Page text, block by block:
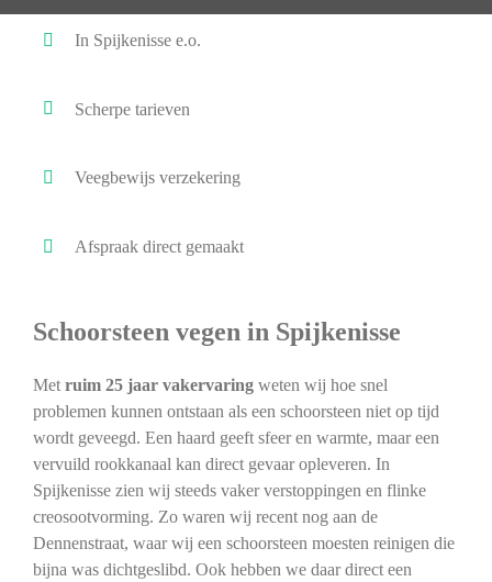
In Spijkenisse e.o.
Scherpe tarieven
Veegbewijs verzekering
Afspraak direct gemaakt
Schoorsteen vegen in Spijkenisse
Metruim 25 jaar vakervaringweten wij hoe snel
problemen kunnen ontstaan als een schoorsteen niet op tijd
wordt geveegd. Een haard geeft sfeer en warmte, maar een
vervuild rookkanaal kan direct gevaar opleveren. In
Spijkenisse zien wij steeds vaker verstoppingen en flinke
creosootvorming. Zo waren wij recent nog aan de
Dennenstraat, waar wij een schoorsteen moesten reinigen die
bijna was dichtgeslibd. Ook hebben we daar direct een